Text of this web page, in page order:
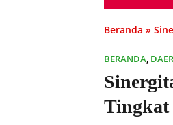
Beranda »
BERANDA,
Tingkat